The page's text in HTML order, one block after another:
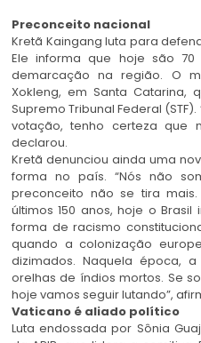
Preconceito nacional
Kretã Kaingang luta para
Ele informa que hoje são
demarcação na região. O
Xokleng, em Santa Catarina,
Supremo Tribunal Federal
votação, tenho certeza que
declarou.
Kretã denunciou ainda uma
forma no país. “Nós não
preconceito não se tira
últimos 150 anos, hoje o
forma de racismo
quando a colonização
dizimados. Naquela época,
orelhas de índios mortos. Se
hoje vamos seguir lutando”,
Vaticano é aliado político
Luta endossada por Sônia